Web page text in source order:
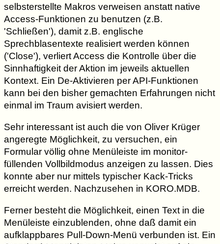
selbsterstellte Makros verweisen anstatt native
Access-Funktionen zu benutzen (z.B.
'Schließen'), damit z.B. englische
Sprechblasentexte realisiert werden können
('Close'), verliert Access die Kontrolle über die
Sinnhaftigkeit der Aktion im jeweils aktuellen
Kontext. Ein De-Aktivieren per API-Funktionen
kann bei den bisher gemachten Erfahrungen nicht
einmal im Traum avisiert werden.
Sehr interessant ist auch die von Oliver Krüger
angeregte Möglichkeit, zu versuchen, ein
Formular völlig ohne Menüleiste im monitor-
füllenden Vollbildmodus anzeigen zu lassen. Dies
konnte aber nur mittels typischer Kack-Tricks
erreicht werden. Nachzusehen in KORO.MDB.
Ferner besteht die Möglichkeit, einen Text in die
Menüleiste einzublenden, ohne daß damit ein
aufklappbares Pull-Down-Menü verbunden ist. Ein